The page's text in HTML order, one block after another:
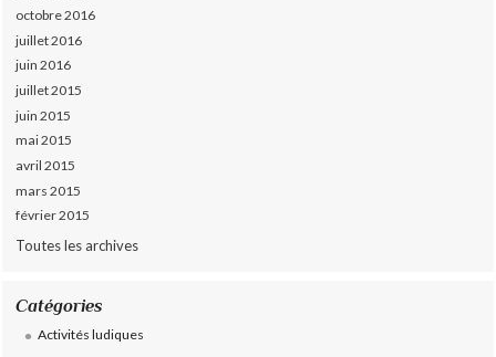
octobre 2016
juillet 2016
juin 2016
juillet 2015
juin 2015
mai 2015
avril 2015
mars 2015
février 2015
Toutes les archives
Catégories
Activités ludiques